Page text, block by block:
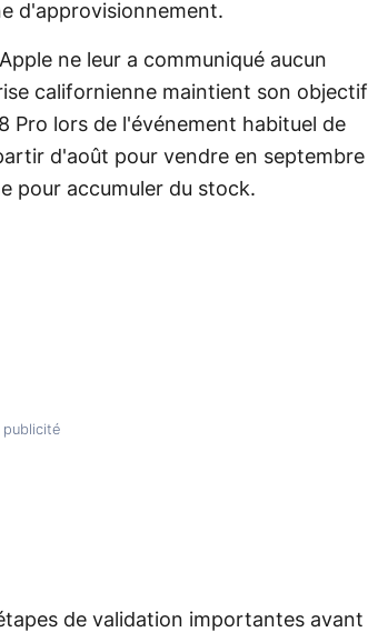
d'approvisionnement.
ne leur a communiqué aucun
californienne maintient son objectif
Pro lors de l'événement habituel de
d'août pour vendre en septembre
pour accumuler du stock.
de validation importantes avant